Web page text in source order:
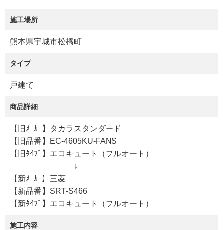
施工場所
熊本県宇城市松橋町
タイプ
戸建て
商品詳細
【旧ﾒｰｶｰ】タカラスタンダード
【旧品番】EC-4605KU-FANS
【旧ﾀｲﾌﾟ】エコキュート（フルオート）
↓
【新ﾒｰｶｰ】三菱
【新品番】SRT-S466
【新ﾀｲﾌﾟ】エコキュート（フルオート）
施工内容